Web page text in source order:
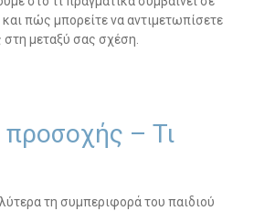
πώς μπορείτε να αντιμετωπίσετε
στη μεταξύ σας σχέση.
– Τι
τη συμπεριφορά του παιδιού